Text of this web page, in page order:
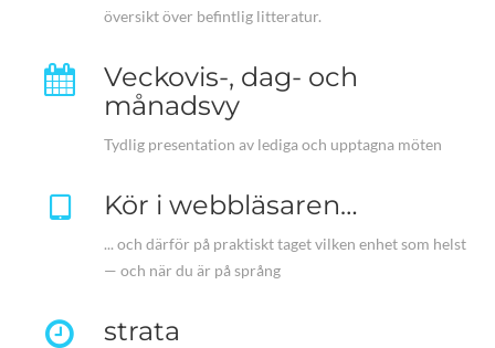
översikt över befintlig litteratur.
Veckovis-, dag- och
månadsvy
Tydlig presentation av lediga och upptagna möten
Kör i webbläsaren…
... och därför på praktiskt taget vilken enhet som helst
— och när du är på språng
strata